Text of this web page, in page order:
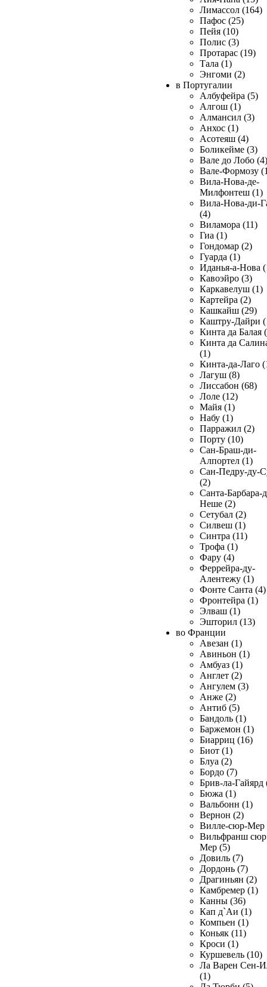
Лимассол (164)
Пафос (25)
Пейя (10)
Полис (3)
Протарас (19)
Тала (1)
Энгоми (2)
в Португалии
Албуфейра (5)
Алгош (1)
Алмансил (3)
Анхос (1)
Асотеяш (4)
Боликейме (3)
Вале до Лобо (4)
Вале-Формозу
Вила-Нова-де-
Милфонтеш (1)
Вила-Нова-ди-
(4)
Виламора (11)
Гиа (1)
Гондомар (2)
Гуарда (1)
Иданья-а-Нова
Кавоэйро (3)
Каркавелуш (1)
Картейра (2)
Кашкайш (29)
Каштру-Дайри
Кинта да Балая
Кинта да
(1)
Кинта-да-Лаго
Лагуш (8)
Лиссабон (68)
Лоле (12)
Майя (1)
Набу (1)
Парражил (2)
Порту (10)
Сан-Браш-ди-
Алпортел (1)
Сан-Педру-ду-
(2)
Санта-Барбара-
Неше (2)
Сетубал (2)
Силвеш (1)
Синтра (11)
Трофа (1)
Фару (4)
Феррейра-ду-
Алентежу (1)
Фонте Санта (4)
Фронтейра (1)
Элваш (1)
Эшторил (13)
во Франции
Авезан (1)
Авиньон (1)
Амбуаз (1)
Англет (2)
Ангулем (3)
Анже (2)
Антиб (5)
Бандоль (1)
Баржемон (1)
Биарриц (16)
Биот (1)
Блуа (2)
Бордо (7)
Брив-ла-Гайярд
Бюжа (1)
Вальбонн (1)
Вернон (2)
Вилле-сюр-Мер
Вильфранш сюр
Мер (5)
Довиль (7)
Дордонь (7)
Драгиньян (2)
Камбремер (1)
Канны (36)
Кап д`Аи (1)
Компьен (1)
Коньяк (11)
Кроси (1)
Куршевель (10)
Ла Варен Сен-
(1)